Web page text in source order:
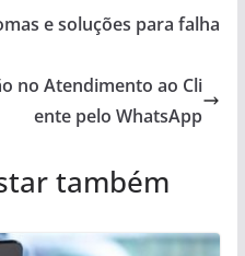
e soluções para falha
no Atendimento ao Cli
ente pelo WhatsApp
também